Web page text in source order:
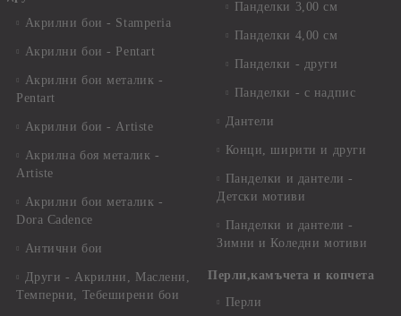
Акрилни бои - Stamperia
Акрилни бои - Pentart
Акрилни бои металик -
Pentart
Акрилни бои - Artiste
Акрилна боя металик -
Artiste
Акрилни бои металик -
Dora Cadence
Антични бои
Други - Акрилни, Маслени,
Темперни, Тебеширени бои
Панделки 3,00 см
Панделки 4,00 см
Панделки - други
Панделки - с надпис
Дантели
Конци, ширити и други
Панделки и дантели -
Детски мотиви
Панделки и дантели -
Зимни и Коледни мотиви
Перли,камъчета и копчета
Перли